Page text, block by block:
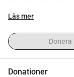
Chris var en
människor att
spelade gitarr,
Läs mer
Donera
Donationer